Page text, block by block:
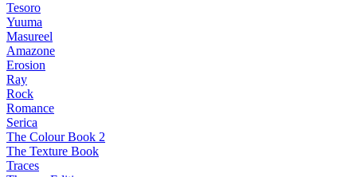
Tesoro
Yuuma
Masureel
Amazone
Erosion
Ray
Rock
Romance
Serica
The Colour Book 2
The Texture Book
Traces